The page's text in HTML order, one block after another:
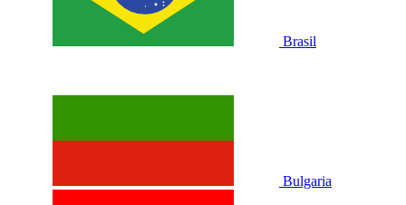
Brasil
Bulgaria